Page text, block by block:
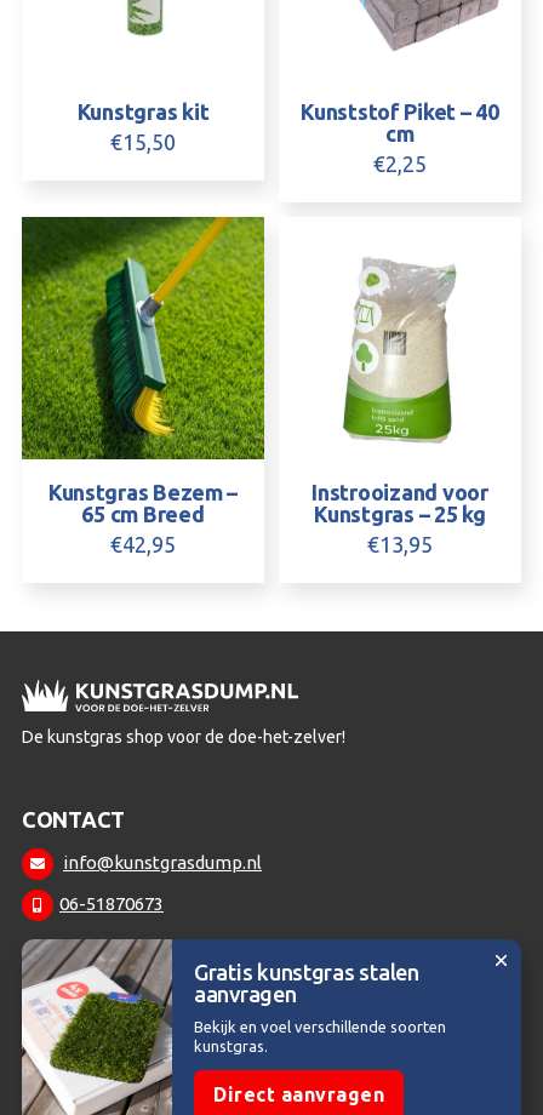
Kunstgras kit
€15,50
Kunststof Piket – 40
cm
€2,25
Kunstgras Bezem –
65 cm Breed
€42,95
Instrooizand voor
Kunstgras – 25 kg
€13,95
De kunstgras shop voor de doe-het-zelver!
CONTACT
info@kunstgrasdump.nl
06-51870673
Copyright © 2026 | Kunstgrasdump.nl - Voor de doe-het-zelver
Gratis kunstgras stalen
aanvragen
Bekijk en voel verschillende soorten
kunstgras.
Direct aanvragen